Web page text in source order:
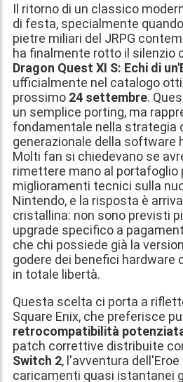
Il ritorno di un classico
di festa, specialmente
pietre miliari del JRPG
ha finalmente rotto il silenzio
Dragon Quest XI S: Echi di
ufficialmente nel catalogo
prossimo 24 settembre.
un semplice porting, ma
fondamentale nella strategia
generazionale della software
Molti fan si chiedevano se
rimettere mano al portafoglio
miglioramenti tecnici sulla
Nintendo, e la risposta è
cristallina: non sono previsti
upgrade specifico a
che chi possiede già la
godere dei benefici hardware
in totale libertà.
Questa scelta ci porta a
Square Enix, che preferisce
retrocompatibilità
patch correttive distribuite
Switch 2, l'avventura
caricamenti quasi istantanei